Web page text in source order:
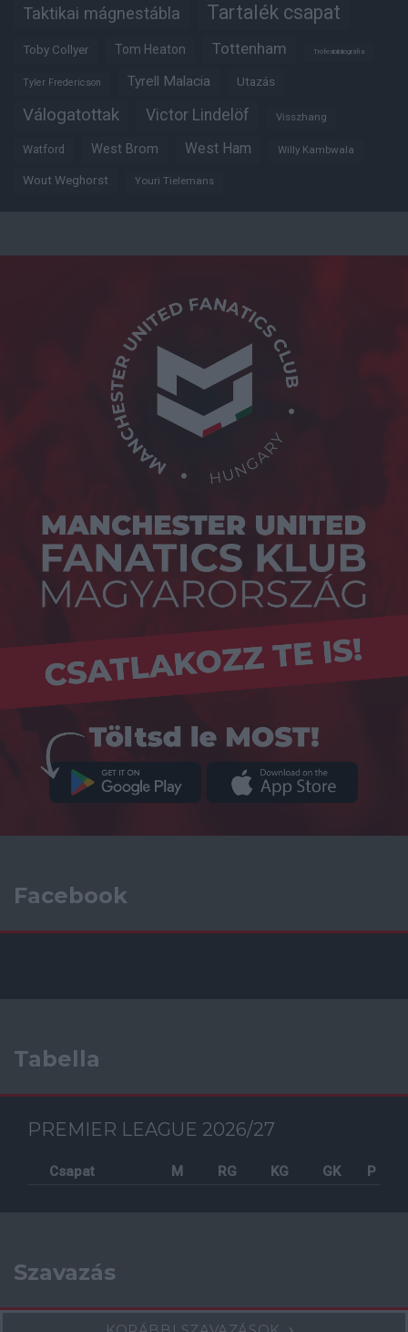
Taktikai mágnestábla Tartalék csapat
Toby Collyer Tom Heaton Tottenham Trófeabibliográfia
Tyler Fredericson Tyrell Malacia Utazás
Válogatottak Victor Lindelöf Visszhang
Watford West Brom West Ham Willy Kambwala
Wout Weghorst Youri Tielemans
Facebook
Tabella
PREMIER LEAGUE 2026/27
Csapat M RG KG GK P
Szavazás